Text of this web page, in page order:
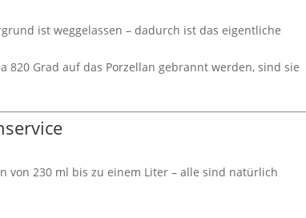
ist weggelassen – dadurch ist das eigentliche
820 Grad auf das Porzellan gebrannt werden, sind sie
von 230 ml bis zu einem Liter – alle sind natürlich